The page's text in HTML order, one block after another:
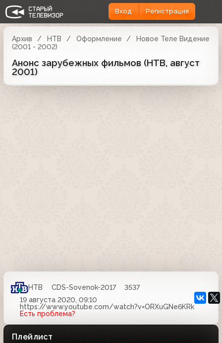
Вход Регистрация
Архив НТВ Оформление
Новое Теле Видение
(2001 - 2002)
Анонс зарубежных фильмов (НТВ, август
2001)
НТВ CDS-Sovenok-2017
3537
19 августа 2020, 09:10
https://www.youtube.com/watch?v=ORXuGNe6KRk
Есть проблема?
Плейлист